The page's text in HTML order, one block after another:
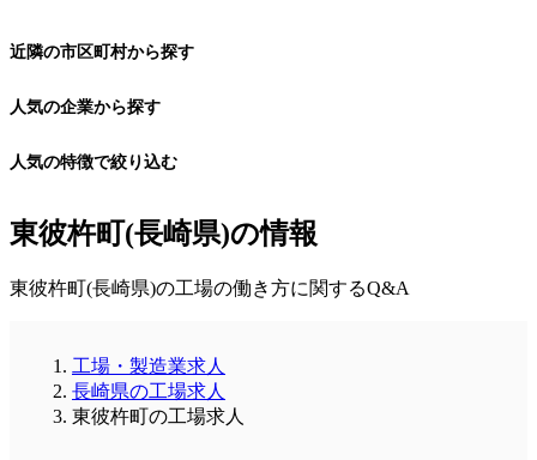
近隣の市区町村から探す
人気の企業から探す
人気の特徴で絞り込む
東彼杵町(長崎県)の情報
東彼杵町(長崎県)の工場の働き方に関するQ&A
工場・製造業求人
長崎県の工場求人
東彼杵町の工場求人